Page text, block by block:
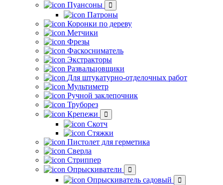
Пуансоны
Патроны
Коронки по дереву
Метчики
Фрезы
Фаскосниматель
Экстракторы
Развальцовщики
Для штукатурно-отделочных работ
Мультиметр
Ручной заклепочник
Труборез
Крепежи
Скотч
Стяжки
Пистолет для герметика
Сверла
Стриппер
Опрыскиватели
Опрыскиватель садовый